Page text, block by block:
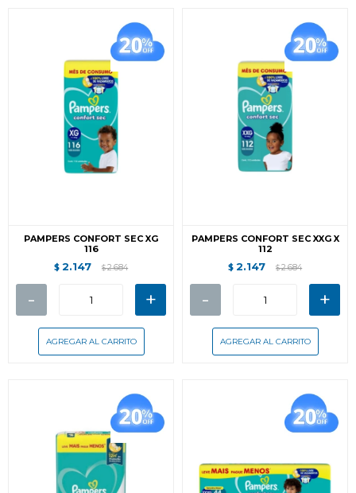
PAMPERS CONFORT SEC XG
116
$ 2.147 $ 2.684
- +
PAMPERS CONFORT SEC XXG X
112
$ 2.147 $ 2.684
- +